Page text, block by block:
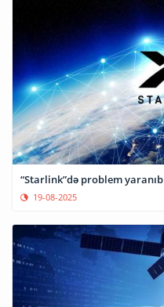
“Starlink”də problem yaranıb
19-08-2025